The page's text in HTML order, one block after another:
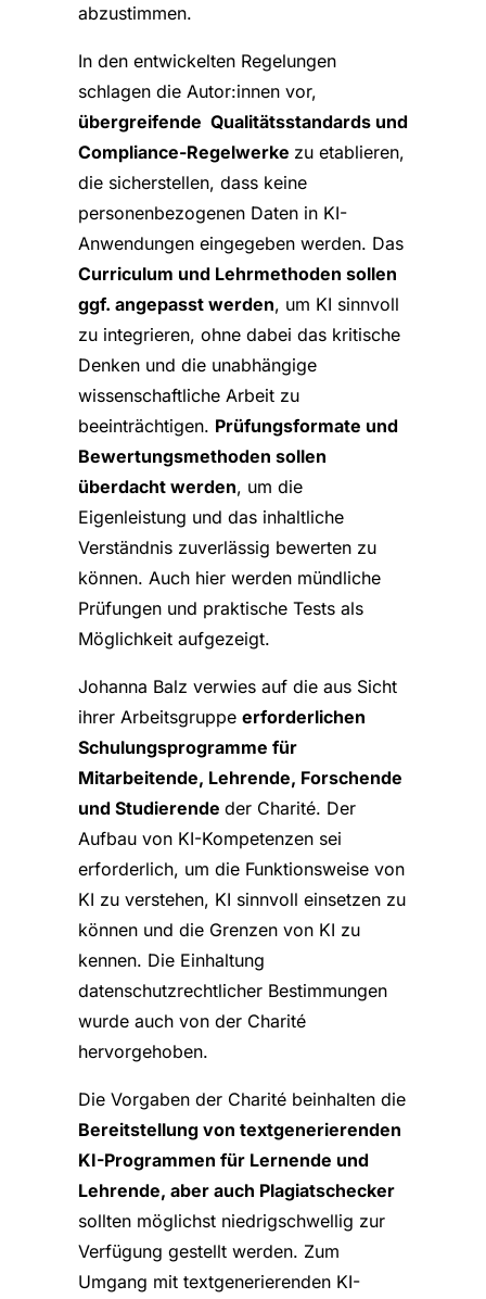
abzustimmen.
In den entwickelten Regelungen
schlagen die Autor:innen vor,
übergreifende Qualitätsstandards und
Compliance-Regelwerke zu etablieren,
die sicherstellen, dass keine
personenbezogenen Daten in KI-
Anwendungen eingegeben werden. Das
Curriculum und Lehrmethoden sollen
ggf. angepasst werden, um KI sinnvoll
zu integrieren, ohne dabei das kritische
Denken und die unabhängige
wissenschaftliche Arbeit zu
beeinträchtigen. Prüfungsformate und
Bewertungsmethoden sollen
überdacht werden, um die
Eigenleistung und das inhaltliche
Verständnis zuverlässig bewerten zu
können. Auch hier werden mündliche
Prüfungen und praktische Tests als
Möglichkeit aufgezeigt.
Johanna Balz verwies auf die aus Sicht
ihrer Arbeitsgruppe erforderlichen
Schulungsprogramme für
Mitarbeitende, Lehrende, Forschende
und Studierende der Charité. Der
Aufbau von KI-Kompetenzen sei
erforderlich, um die Funktionsweise von
KI zu verstehen, KI sinnvoll einsetzen zu
können und die Grenzen von KI zu
kennen. Die Einhaltung
datenschutzrechtlicher Bestimmungen
wurde auch von der Charité
hervorgehoben.
Die Vorgaben der Charité beinhalten die
Bereitstellung von textgenerierenden
KI-Programmen für Lernende und
Lehrende, aber auch Plagiatschecker
sollten möglichst niedrigschwellig zur
Verfügung gestellt werden. Zum
Umgang mit textgenerierenden KI-